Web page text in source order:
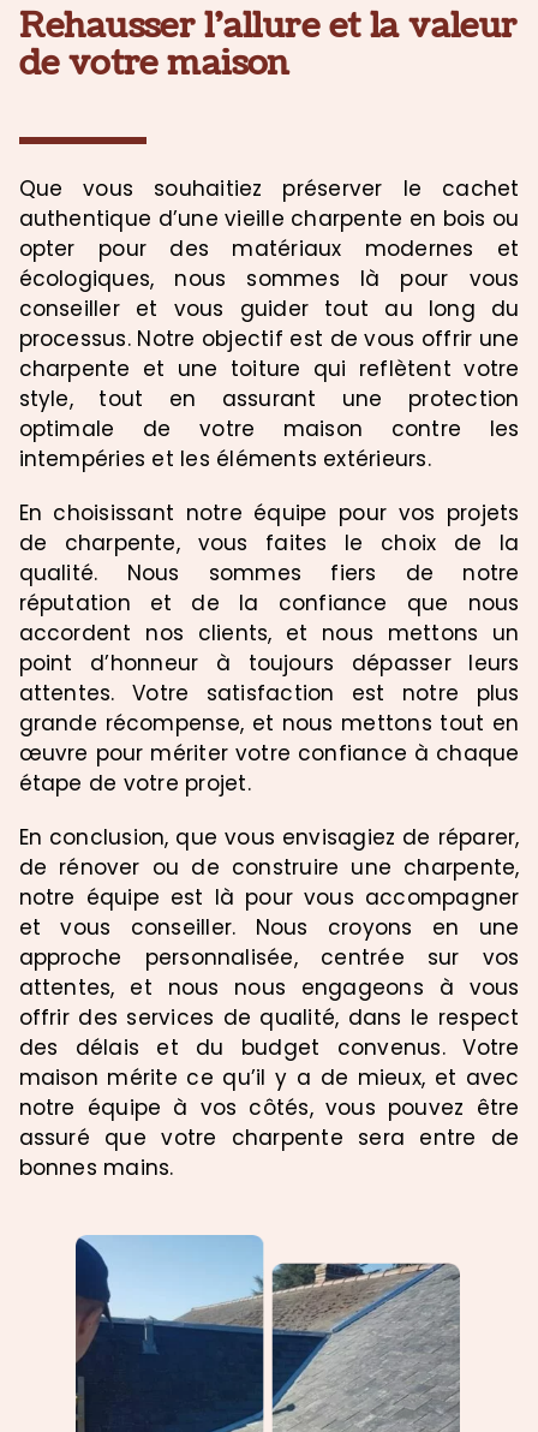
Rehausser l’allure et la valeur
de votre maison
Que vous souhaitiez préserver le cachet
authentique d’une vieille charpente en bois ou
opter pour des matériaux modernes et
écologiques, nous sommes là pour vous
conseiller et vous guider tout au long du
processus. Notre objectif est de vous offrir une
charpente et une toiture qui reflètent votre
style, tout en assurant une protection
optimale de votre maison contre les
intempéries et les éléments extérieurs.
En choisissant notre équipe pour vos projets
de charpente, vous faites le choix de la
qualité. Nous sommes fiers de notre
réputation et de la confiance que nous
accordent nos clients, et nous mettons un
point d’honneur à toujours dépasser leurs
attentes. Votre satisfaction est notre plus
grande récompense, et nous mettons tout en
œuvre pour mériter votre confiance à chaque
étape de votre projet.
En conclusion, que vous envisagiez de réparer,
de rénover ou de construire une charpente,
notre équipe est là pour vous accompagner
et vous conseiller. Nous croyons en une
approche personnalisée, centrée sur vos
attentes, et nous nous engageons à vous
offrir des services de qualité, dans le respect
des délais et du budget convenus. Votre
maison mérite ce qu’il y a de mieux, et avec
notre équipe à vos côtés, vous pouvez être
assuré que votre charpente sera entre de
bonnes mains.